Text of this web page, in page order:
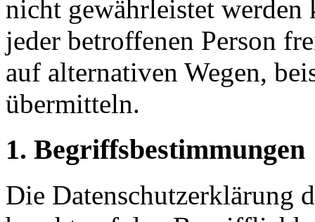
nicht gewährleistet werden
jeder betroffenen Person
auf alternativen Wegen,
übermitteln.
1. Begriffsbestimmungen
Die Datenschutzerklärung